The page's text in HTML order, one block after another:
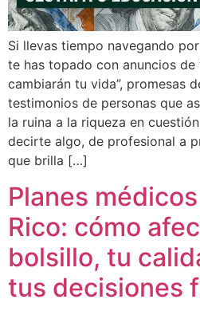
Si llevas tiempo navegando
te has topado con anuncios de
cambiarán tu vida”, promesas
testimonios de personas que
la ruina a la riqueza en
decirte algo, de profesional a
que brilla […]
Planes
Rico: cómo
bolsillo, tu
tus decisiones